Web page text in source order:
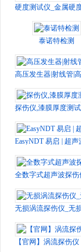
硬度测试仪_金属硬
泰诺特检测
高压发生器|射线管|
探伤仪,漆膜厚度测
EasyNDT 易启 | 超
全数字式超声波探
无损涡流探伤仪_无
【官网】涡流探伤